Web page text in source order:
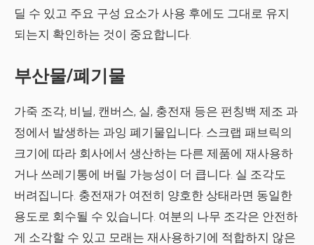
딜 수 있고 주요 구성 요소가 사용 후에도 그대로 유지
되는지 확인하는 것이 중요합니다.
부산물/폐기물
가죽 조각, 비닐, 캔버스, 실, 충전재 등은 펀칭백 제조 과
정에서 발생하는 과잉 폐기물입니다. 스크랩 패브릭의
크기에 따라 회사에서 생산하는 다른 제품에 재사용하
거나 쓰레기통에 버릴 가능성이 더 큽니다. 실 조각도
버려집니다. 충전재가 여전히 양호한 상태라면 동일한
용도로 회수될 수 있습니다. 여분의 나무 조각은 안전하
게 소각할 수 있고 모래는 재사용하기에 적합하지 않은